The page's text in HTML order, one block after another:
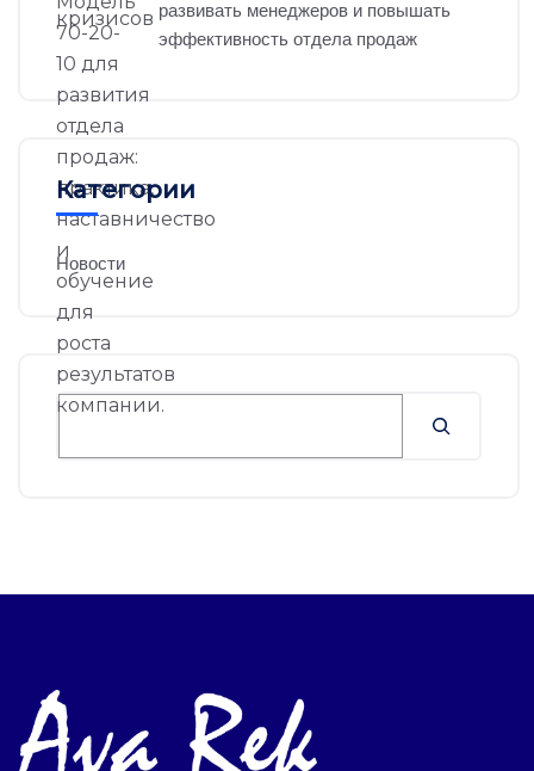
развивать менеджеров и повышать
эффективность отдела продаж
Категории
Новости